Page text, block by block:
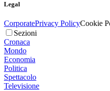
Legal
CorporatePrivacy PolicyCookie
Sezioni
Cronaca
Mondo
Economia
Politica
Spettacolo
Televisione